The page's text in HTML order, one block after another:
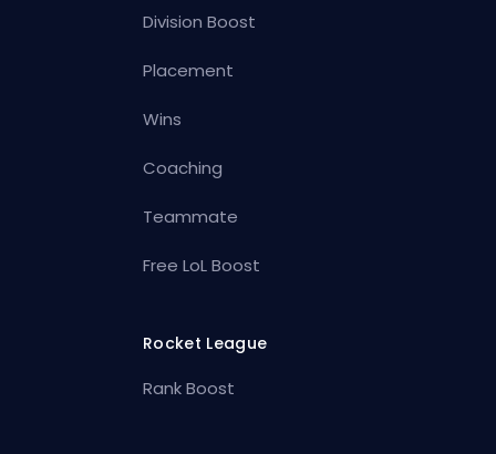
Division Boost
Placement
Wins
Coaching
Teammate
Free LoL Boost
Rocket League
Rank Boost